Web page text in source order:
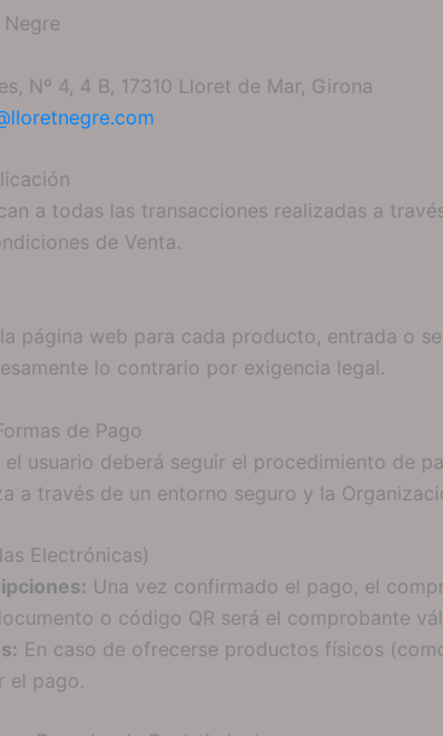
Nº 4, 4 B, 17310 Lloret de Mar, Girona
a todas las transacciones realizadas a
de Venta.
página web para cada producto, entrada o
lo contrario por exigencia legal.
de Pago
el usuario deberá seguir el procedimiento de
a través de un entorno seguro y la
Electrónicas)
Una vez confirmado el pago, el
o código QR será el comprobante
En caso de ofrecerse productos físicos
el pago.